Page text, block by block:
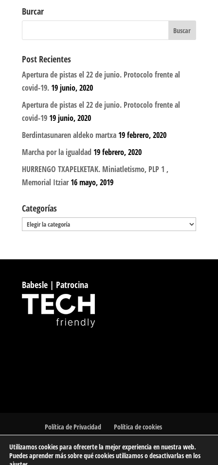
Burcar
Post Recientes
Apertura de pistas el 22 de junio. Protocolo frente al
covid-19. 19 junio, 2020
Apertura de pistas el 22 de junio. Protocolo frente al
covid-19 19 junio, 2020
Berdintasunaren aldeko martxa 19 febrero, 2020
Marcha por la igualdad 19 febrero, 2020
HURRENGO TXAPELKETAK. Miniatletismo, PLP 1 ,
Memorial Itziar 16 mayo, 2019
Categorías
Categorías
Babesle | Patrocina
Política de Privacidad Política de cookies
Utilizamos cookies para ofrecerte la mejor experiencia en nuestra web.
Puedes aprender más sobre qué cookies utilizamos o desactivarlas en los